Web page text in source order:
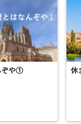
ぞや① 休